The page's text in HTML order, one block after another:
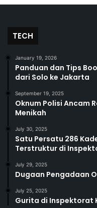
TECH
January 19, 2026
Panduan dan Tips
dari Solo ke Jakarta
September 19, 2025
Oknum Polisi Ancam
Menikah
July 30, 2025
Satu Persatu 286
Terstruktur di
July 29, 2025
Dugaan Pengadaan
July 25, 2025
Gurita di Inspektorat